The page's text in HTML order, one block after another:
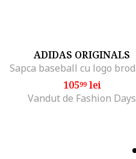
ADIDAS ORIGINALS
10599lei
Vandut de Fashion Days